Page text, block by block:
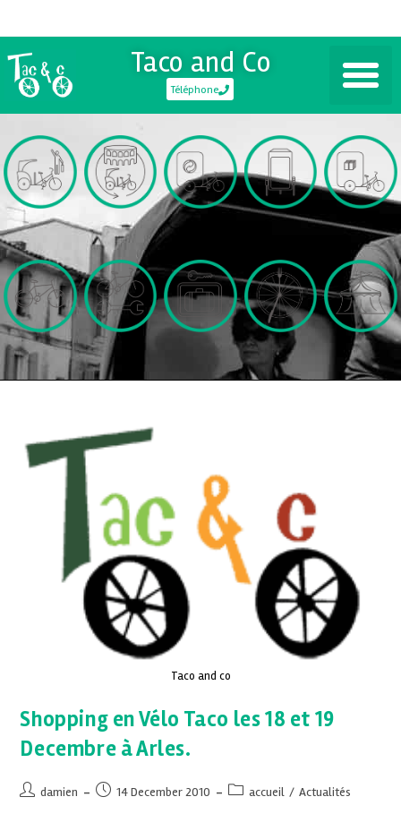
Taco and Co
Téléphone
Taco and co
Shopping en Vélo Taco les 18 et 19
Decembre à Arles.
damien 14 December 2010 accueil / Actualités